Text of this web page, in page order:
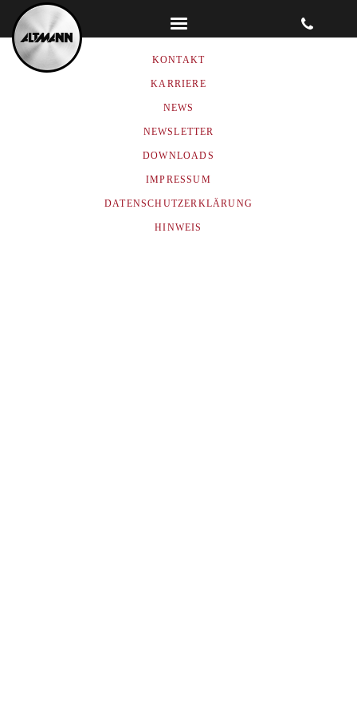
ALTMANN GMBH & CO. KG
KONTAKT
KARRIERE
NEWS
NEWSLETTER
DOWNLOADS
IMPRESSUM
DATENSCHUTZERKLÄRUNG
HINWEIS